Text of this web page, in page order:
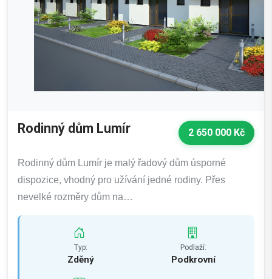
Rodinný dům Lumír 2 650 000 Kč
Rodinný dům Lumír je malý řadový dům úsporné
dispozice, vhodný pro užívání jedné rodiny. Přes
nevelké rozměry dům na…
Typ:
Zděný
Podlaží:
Podkrovní